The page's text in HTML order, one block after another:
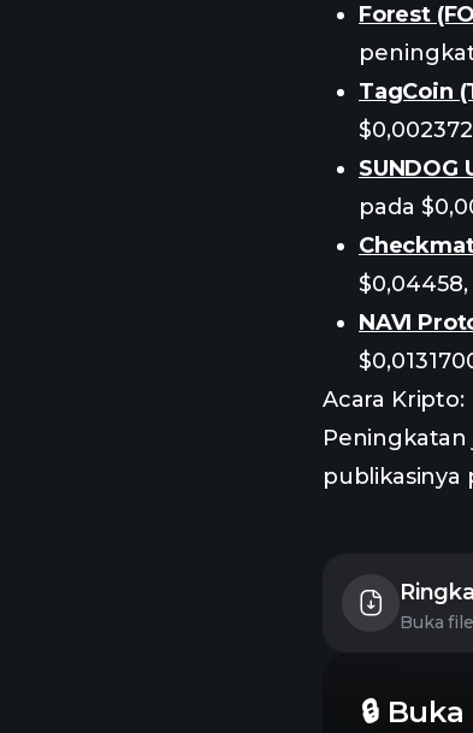
Forest
TagCoin
SUNDOG
pada
$0,04458,
NAVI
Acara Kripto:
Peningkatan
publikasinya
Buka file
🔒